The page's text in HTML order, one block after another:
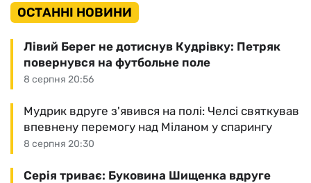
ОСТАННІ НОВИНИ
8 серпня 20:56
Лівий Берег не дотиснув Кудрівку: Петряк
повернувся на футбольне поле
8 серпня 20:30
Мудрик вдруге з'явився на полі: Челсі святкував
впевнену перемогу над Міланом у спарингу
Серія триває: Буковина Шищенка вдруге